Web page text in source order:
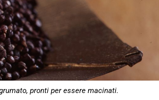
pronti per essere macinati.